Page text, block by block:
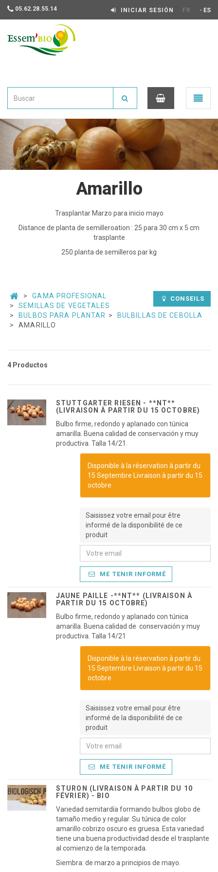
05.62.28.55.14 INICIAR SESIÓN FR - ES
0
Ouvrir
le
menu
Amarillo
Trasplantar Marzo para inicio mayo
Distance de planta de semilleroation : 25 para 30 cm x 5 cm
trasplante
250 planta de semilleros par kg
CONSEILS
GAMA PROFESIONAL
SEMILLAS DE VEGETALES
BULBOS PARA PLANTAR
BULBILLAS DE CEBOLLA
AMARILLO
4 Productos
STUTTGARTER RIESEN - **NT**
(LIVRAISON À PARTIR DU 15 OCTOBRE)
Bulbo firme, redondo y aplanado con túnica
amarilla. Buena calidad de conservación y muy
productiva. Talla 14/21.
Disponible à la réservation à partir du
15 Septembre Livraison à partir du 15
octobre
Saisissez votre email pour être
informé de la disponibilité de ce
produit
ME TENIR INFORMÉ
JAUNE PAILLE -**NT** (LIVRAISON À
PARTIR DU 15 OCTOBRE)
Bulbo firme, redondo y aplanado con túnica
amarilla. Buena calidad de conservación y muy
productiva. Talla 14/21
Disponible à la réservation à partir du
15 Septembre Livraison à partir du 15
octobre
Saisissez votre email pour être
informé de la disponibilité de ce
produit
ME TENIR INFORMÉ
STURON (LIVRAISON À PARTIR DU 10
FÉVRIER) - BIO
Variedad semitardía formando bulbos globo de
tamaño medio y regular. Su túnica de color
amarillo cobrizo oscuro es gruesa. Esta variedad
tiene una buena productividad desde el trasplante
al comienzo de la temporada.
Siembra: de marzo a principios de mayo.